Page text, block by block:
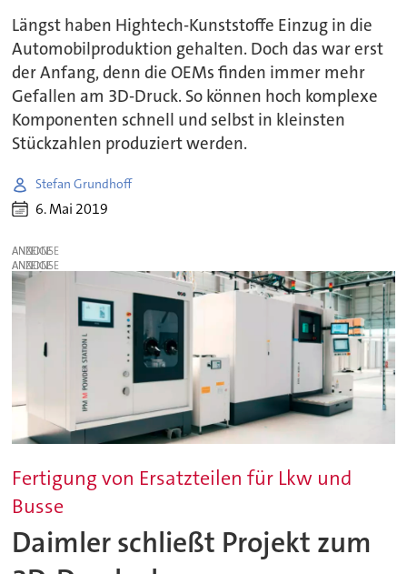
Längst haben Hightech-Kunststoffe Einzug in die
Automobilproduktion gehalten. Doch das war erst
der Anfang, denn die OEMs finden immer mehr
Gefallen am 3D-Druck. So können hoch komplexe
Komponenten schnell und selbst in kleinsten
Stückzahlen produziert werden.
Stefan Grundhoff
6. Mai 2019
ANZEIGE
ANZEIGE
Fertigung von Ersatzteilen für Lkw und
Busse
Daimler schließt Projekt zum